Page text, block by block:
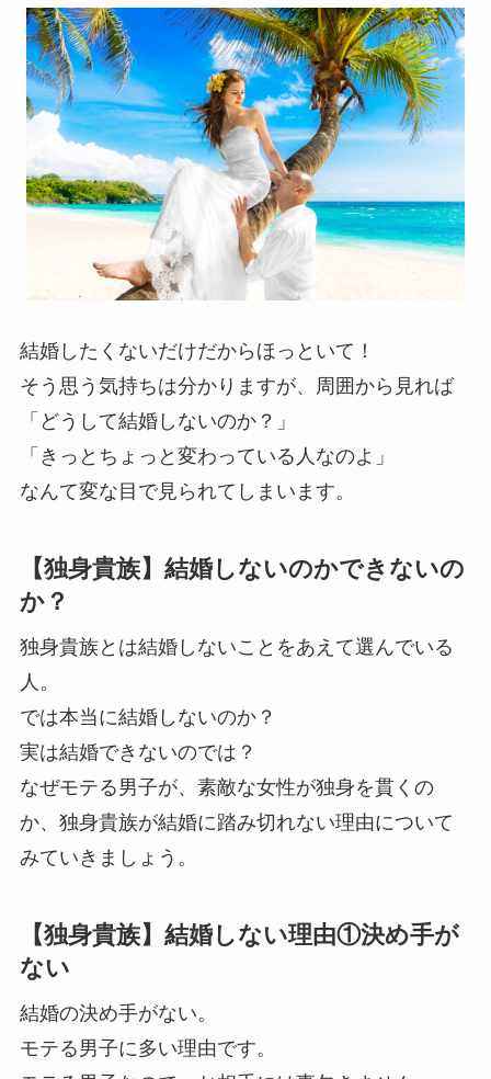
結婚したくないだけだからほっといて！
そう思う気持ちは分かりますが、周囲から見れば
「どうして結婚しないのか？」
「きっとちょっと変わっている人なのよ」
なんて変な目で見られてしまいます。
【独身貴族】結婚しないのかできないの
か？
独身貴族とは結婚しないことをあえて選んでいる
人。
では本当に結婚しないのか？
実は結婚できないのでは？
なぜモテる男子が、素敵な女性が独身を貫くの
か、独身貴族が結婚に踏み切れない理由について
みていきましょう。
【独身貴族】結婚しない理由①決め手が
ない
結婚の決め手がない。
モテる男子に多い理由です。